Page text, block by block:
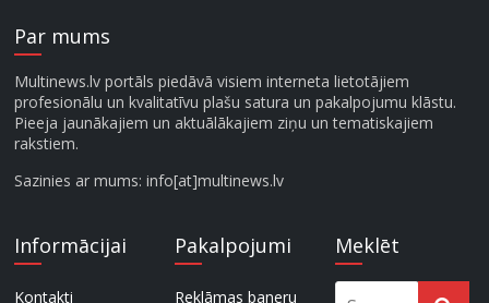
Par mums
Multinews.lv portāls piedāvā visiem interneta lietotājiem
profesionālu un kvalitatīvu plašu satura un pakalpojumu klāstu.
Pieeja jaunākajiem un aktuālākajiem ziņu un tematiskajiem
rakstiem.
Sazinies ar mums: info[at]multinews.lv
Informācijai
Kontakti
Pakalpojumi
Reklāmas baneru
Meklēt